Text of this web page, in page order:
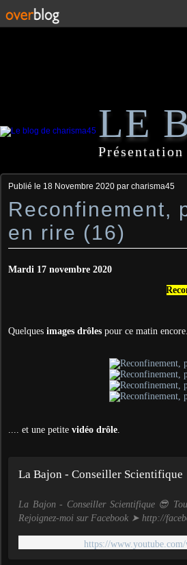
LE
Publié le 18 Novembre 2020 par charisma45
Reconfinement,
en rire (16)
Mardi 17 novembre 2020
Quelques images drôles pour ce matin
.... et une petite vidéo drôle.
La Bajon - Conseiller Scientifique
La Bajon - Conseiller Scientifique 😎
Rejoignez-moi sur Facebook ➤ http://
https://